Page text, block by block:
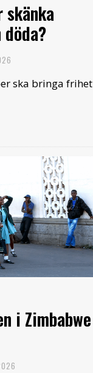
skänka
ska bringa frihet
i Zimbabwe